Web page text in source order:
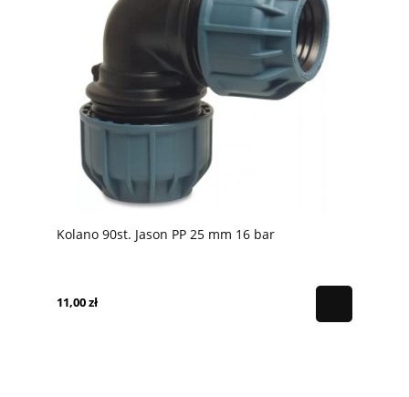
Kolano 90st. Jason PP 25 mm 16 bar
11,00 zł